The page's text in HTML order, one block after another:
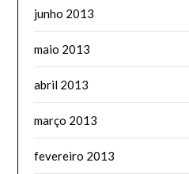
junho 2013
maio 2013
abril 2013
março 2013
fevereiro 2013